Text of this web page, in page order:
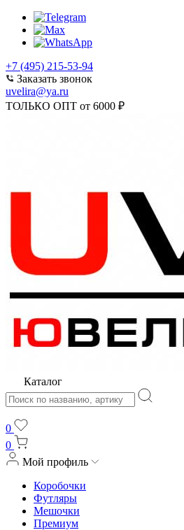
+7 (495) 215-53-94
Заказать звонок
uvelira@ya.ru
ТОЛЬКО ОПТ от 6000 ₽
Каталог
0
0
Мой профиль
Коробочки
Футляры
Мешочки
Премиум